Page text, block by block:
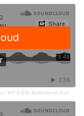
Emmanuel Schmitt lu par l'auteur